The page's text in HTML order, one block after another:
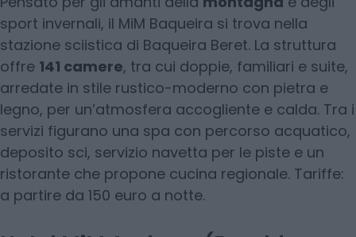
sport invernali, il MiM Baqueira si trova nella
stazione sciistica di Baqueira Beret. La struttura
offre 141 camere, tra cui doppie, familiari e suite,
arredate in stile rustico-moderno con pietra e
legno, per un’atmosfera accogliente e calda. Tra i
servizi figurano una spa con percorso acquatico,
deposito sci, servizio navetta per le piste e un
ristorante che propone cucina regionale. Tariffe:
a partire da 150 euro a notte.